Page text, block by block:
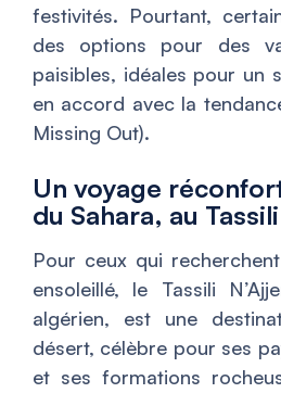
festivités. Pourtant,
des options pour des
paisibles, idéales pour un
en accord avec la
Missing Out).
Un voyage
du Sahara, au
Pour ceux qui
ensoleillé, le Tassili
algérien, est une
désert, célèbre pour ses
et ses formations